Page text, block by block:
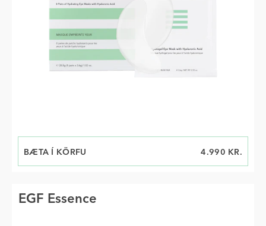
BÆTA Í KÖRFU
VERÐ 4.990 KR.
EGF Essence